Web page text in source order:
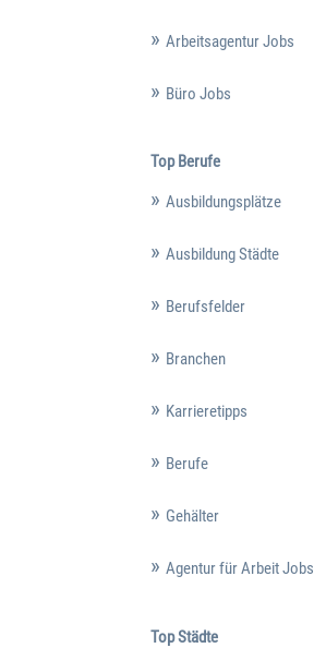
Arbeitsagentur Jobs
Büro Jobs
Top Berufe
Ausbildungsplätze
Ausbildung Städte
Berufsfelder
Branchen
Karrieretipps
Berufe
Gehälter
Agentur für Arbeit Jobs
Top Städte